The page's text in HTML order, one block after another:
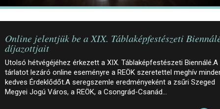
Online jelentjük be a XIX. Táblaképfestészeti
díjazottjait
Utolsó hétvégéjéhez érkezett a XIX. Táblaképfestészeti Biennálé.A
tárlatot lezáró online eseményre a REÖK szeretettel meghív
kedves Érdeklődőt.A seregszemle eredményeként a zsűri Szeged
Megyei Jogú Város, a REÖK, a Csongrád-Csanád…